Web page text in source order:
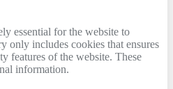
essential for the website to
only includes cookies that ensures
features of the website. These
information.